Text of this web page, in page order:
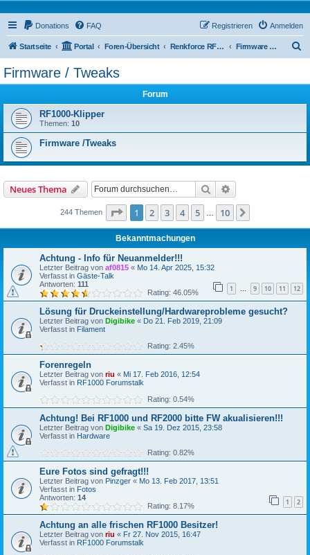
Donations FAQ Anmelden
Registrieren
Startseite Portal Foren-Übersicht Renkforce RF1000 Forum Firmware / Tweaks
Firmware / Tweaks
Forum
RF1000-Klipper
Themen: 10
Firmware /Tweaks
Neues Thema Suche
244 Themen Seite 1von 10
1 2 3 4 5 10
Bekanntmachungen
Achtung - Info für Neuanmelder!!!
Letzter Beitrag von af0815 « Mo 14. Apr 2025, 15:32
Verfasst in Gäste-Talk
Antworten: 111 1 … 9 10 11 12
Rating: 46.05%
Lösung für Druckeinstellung/Hardwareprobleme gesucht?
Letzter Beitrag von Digibike « Do 21. Feb 2019, 21:09
Verfasst in Filament
Rating: 2.45%
Forenregeln
Letzter Beitrag von riu « Mi 17. Feb 2016, 12:54
Verfasst in RF1000 Forumstalk
Rating: 0.54%
Achtung! Bei RF1000 und RF2000 bitte FW akualisieren!!!
Letzter Beitrag von Digibike « Sa 19. Dez 2015, 23:58
Verfasst in Hardware
Rating: 0.82%
Eure Fotos sind gefragt!!!
Letzter Beitrag von Pinzger « Mo 13. Feb 2017, 13:51
Verfasst in Fotos
Antworten: 14 1 2
Rating: 8.17%
Achtung an alle frischen RF1000 Besitzer!
Letzter Beitrag von riu « Fr 27. Nov 2015, 16:47
Verfasst in RF1000 Forumstalk